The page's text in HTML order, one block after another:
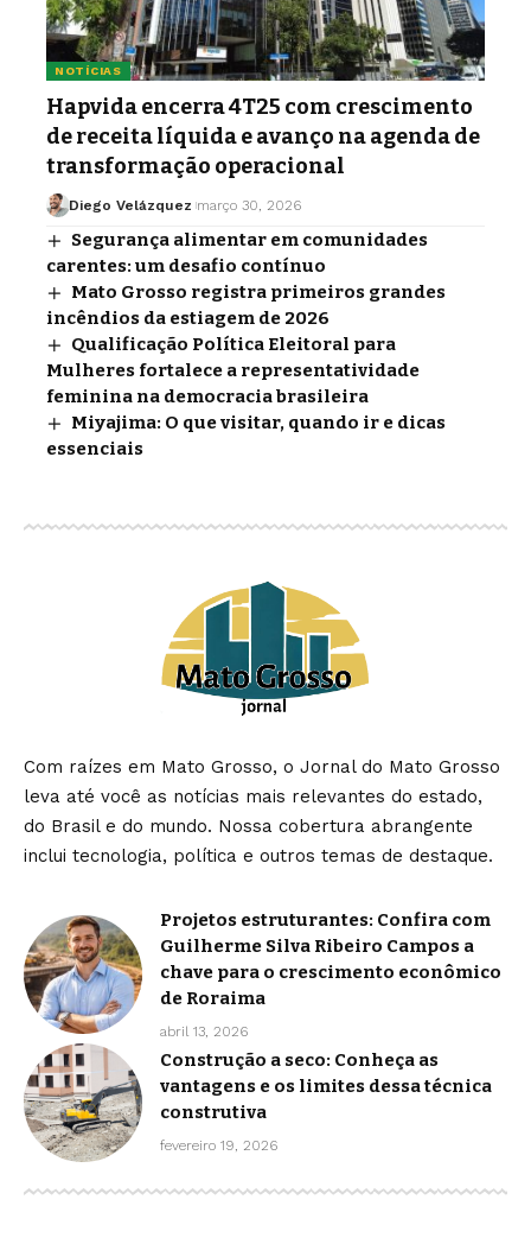
NOTÍCIAS
Hapvida encerra 4T25 com crescimento
de receita líquida e avanço na agenda de
transformação operacional
Diego Velázquez março 30, 2026
Segurança alimentar em comunidades
carentes: um desafio contínuo
Mato Grosso registra primeiros grandes
incêndios da estiagem de 2026
Qualificação Política Eleitoral para
Mulheres fortalece a representatividade
feminina na democracia brasileira
Miyajima: O que visitar, quando ir e dicas
essenciais
Com raízes em Mato Grosso, o Jornal do Mato Grosso
leva até você as notícias mais relevantes do estado,
do Brasil e do mundo. Nossa cobertura abrangente
inclui tecnologia, política e outros temas de destaque.
Projetos estruturantes: Confira com
Guilherme Silva Ribeiro Campos a
chave para o crescimento econômico
de Roraima
abril 13, 2026
Construção a seco: Conheça as
vantagens e os limites dessa técnica
construtiva
fevereiro 19, 2026